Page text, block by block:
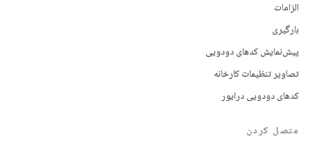
الزامات
بارگیری
پیش‌نمایش کدهای دودویی
تصاویر تنظیمات کارخانه
کدهای دودویی درایور
متصل کردن